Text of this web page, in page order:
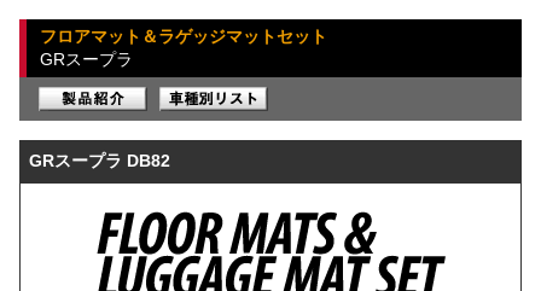
フロアマット＆ラゲッジマットセット
GRスープラ
GRスープラ DB82